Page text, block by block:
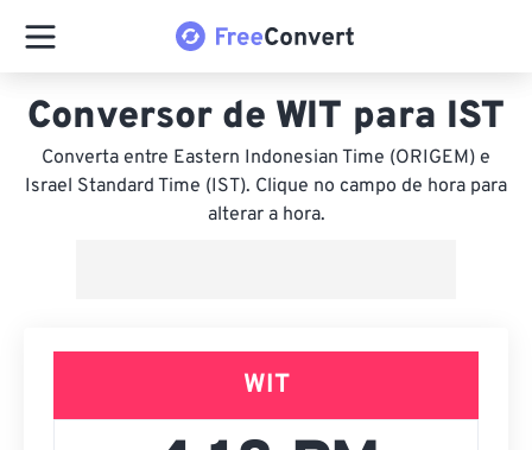
Conversor de WIT para IST
Converta entre Eastern Indonesian Time (ORIGEM) e
Israel Standard Time (IST). Clique no campo de hora para
alterar a hora.
WIT